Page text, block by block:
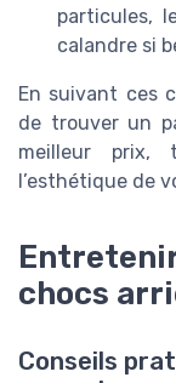
particules,
calandre si
En suivant ces
de trouver un
meilleur
l’esthétique de
chocs
Conseils